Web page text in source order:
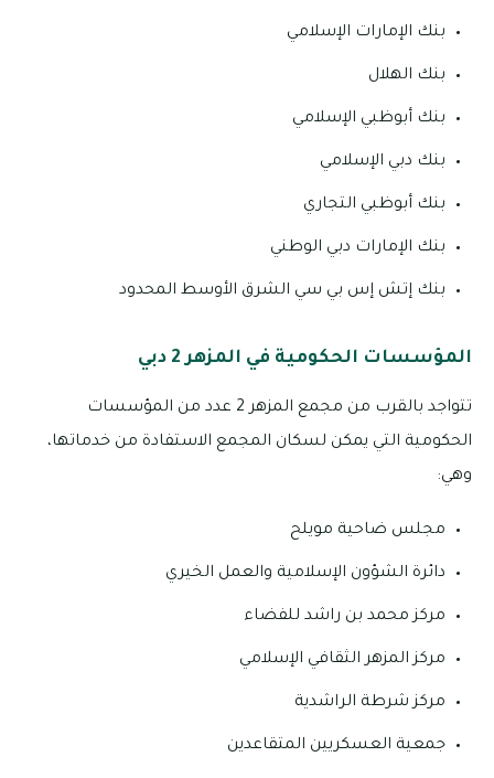
بنك الإمارات الإسلامي
بنك الهلال
بنك أبوظبي الإسلامي
بنك دبي الإسلامي
بنك أبوظبي التجاري
بنك الإمارات دبي الوطني
بنك إتش إس بي سي الشرق الأوسط المحدود
المؤسسات الحكومية في المزهر 2 دبي
تتواجد بالقرب من مجمع المزهر 2 عدد من المؤسسات
الحكومية التي يمكن لسكان المجمع الاستفادة من خدماتها،
وهي:
مجلس ضاحية مويلح
دائرة الشؤون الإسلامية والعمل الخيري
مركز محمد بن راشد للفضاء
مركز المزهر الثقافي الإسلامي
مركز شرطة الراشدية
جمعية العسكريين المتقاعدين